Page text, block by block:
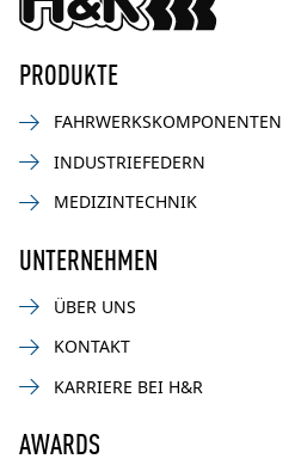
PRODUKTE
FAHRWERKSKOMPONENTEN
INDUSTRIEFEDERN
MEDIZINTECHNIK
UNTERNEHMEN
ÜBER UNS
KONTAKT
KARRIERE BEI H&R
AWARDS